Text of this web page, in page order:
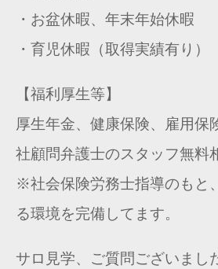
・お盆休暇、年末年始休暇
・育児休暇（取得実績有り）
【福利厚生等】
厚生年金、健康保険、雇用保
社顧問弁護士のスタッフ無料
※社会保険労務士指導のもと
る環境を完備してます。
サロ見学、ご質問ございまし